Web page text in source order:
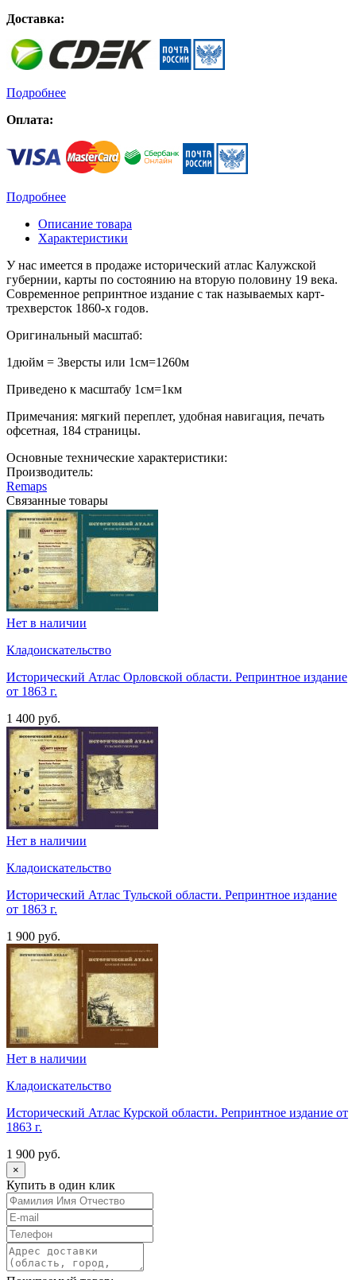
Доставка:
Подробнее
Оплата:
Подробнее
Описание товара
Характеристики
У нас имеется в продаже исторический атлас Калужской
губернии, карты по состоянию на вторую половину 19 века.
Современное репринтное издание с так называемых карт-
трехверсток 1860-х годов.
Оригинальный масштаб:
1дюйм = 3версты или 1см=1260м
Приведено к масштабу 1см=1км
Примечания: мягкий переплет, удобная навигация, печать
офсетная, 184 страницы.
Основные технические характеристики:
Производитель:
Remaps
Связанные товары
Нет в наличии
Кладоискательство
Исторический Атлас Орловской области. Репринтное издание
от 1863 г.
1 400 руб.
Нет в наличии
Кладоискательство
Исторический Атлас Тульской области. Репринтное издание
от 1863 г.
1 900 руб.
Нет в наличии
Кладоискательство
Исторический Атлас Курской области. Репринтное издание от
1863 г.
1 900 руб.
×
Купить в один клик